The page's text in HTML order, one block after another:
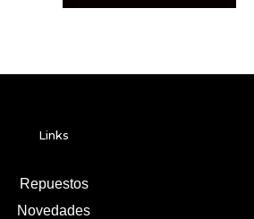
Links
Repuestos
Novedades